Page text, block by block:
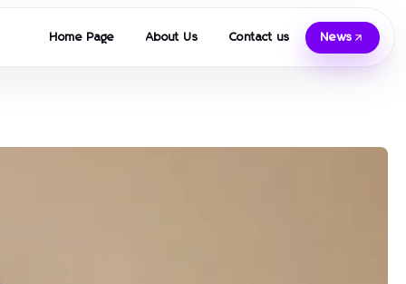
Home Page About Us Contact us News